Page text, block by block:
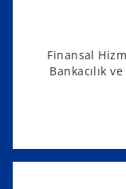
Finansal
Bankacılık